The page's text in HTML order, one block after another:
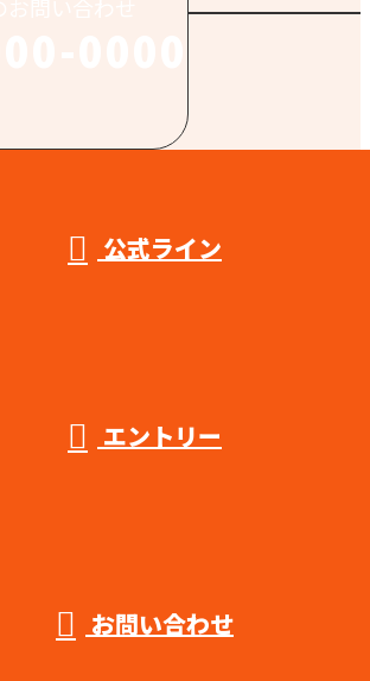
公式ライン
エントリー
お問い合わせ